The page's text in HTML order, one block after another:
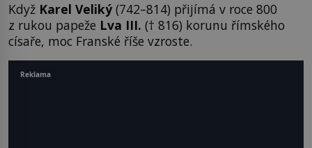
Když Karel Veliký(742–814) přijímá v roce 800
z rukou papeže Lva III. († 816) korunu římského
císaře, moc Franské říše vzroste.
Reklama